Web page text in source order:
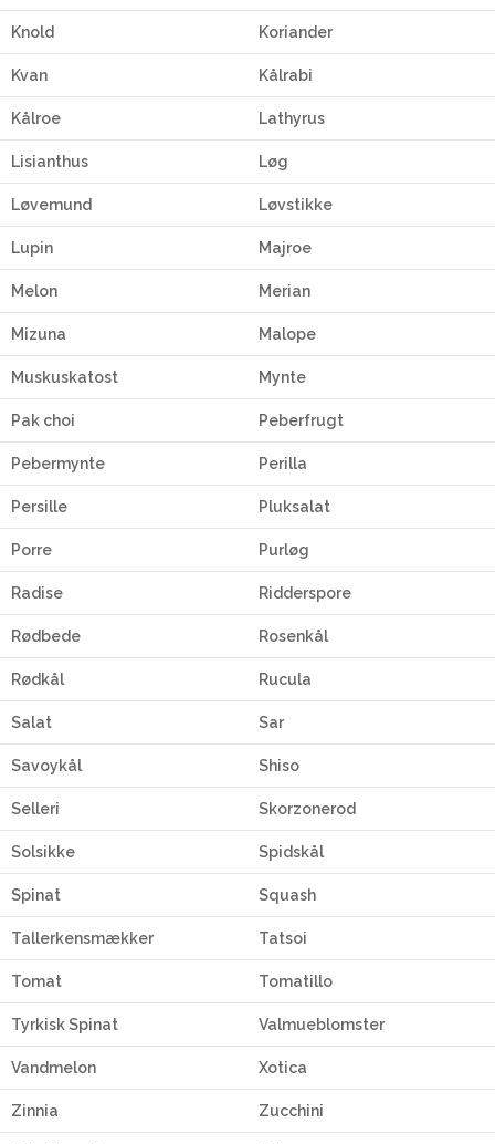
Knold Koriander
Kvan Kålrabi
Kålroe Lathyrus
Lisianthus Løg
Løvemund Løvstikke
Lupin Majroe
Melon Merian
Mizuna Malope
Muskuskatost Mynte
Pak choi Peberfrugt
Pebermynte Perilla
Persille Pluksalat
Porre Purløg
Radise Ridderspore
Rødbede Rosenkål
Rødkål Rucula
Salat Sar
Savoykål Shiso
Selleri Skorzonerod
Solsikke Spidskål
Spinat Squash
Tallerkensmækker Tatsoi
Tomat Tomatillo
Tyrkisk Spinat Valmueblomster
Vandmelon Xotica
Zinnia Zucchini